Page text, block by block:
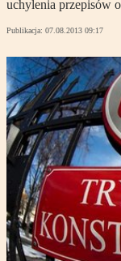
uchylenia przepisów
Publikacja: 07.08.2013 09:17